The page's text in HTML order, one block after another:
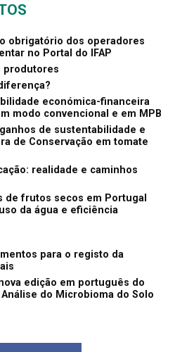
obrigatório dos operadores
no Portal do IFAP
produtores
económica-financeira
modo convencional e em MPB
de sustentabilidade e
de Conservação em tomate
realidade e caminhos
de frutos secos em Portugal
da água e eficiência
para o registo da
edição em português do
do Microbioma do Solo